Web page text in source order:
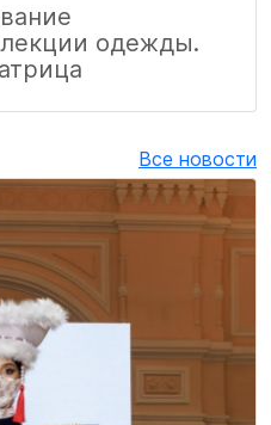
Все новости
одежды.